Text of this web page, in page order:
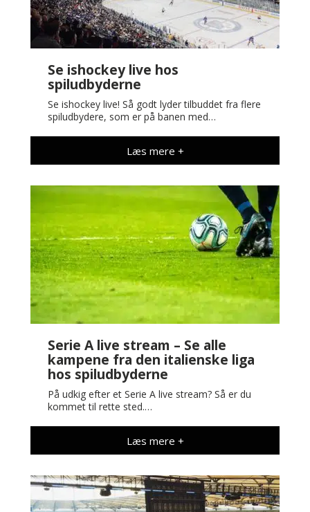
Se ishockey live hos
spiludbyderne
Se ishockey live! Så godt lyder tilbuddet fra flere
spiludbydere, som er på banen med…
Læs mere +
Serie A live stream – Se alle
kampene fra den italienske liga
hos spiludbyderne
På udkig efter et Serie A live stream? Så er du
kommet til rette sted.…
Læs mere +